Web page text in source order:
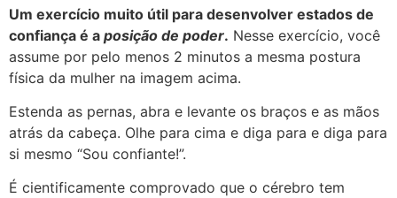
Um exercício muito útil para desenvolver estados de
confiança é a posição de poder. Nesse exercício, você
assume por pelo menos 2 minutos a mesma postura
física da mulher na imagem acima.
Estenda as pernas, abra e levante os braços e as mãos
atrás da cabeça. Olhe para cima e diga para e diga para
si mesmo “Sou confiante!”.
É cientificamente comprovado que o cérebro tem